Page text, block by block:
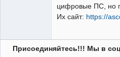
цифровые ПС, но
Их сайт: https://
Присоединяйтесь!!! Мы в